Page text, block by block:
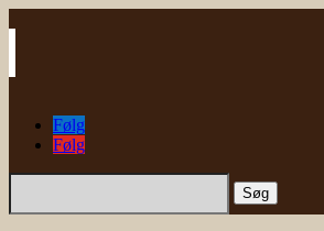
Følg
Følg
Søg